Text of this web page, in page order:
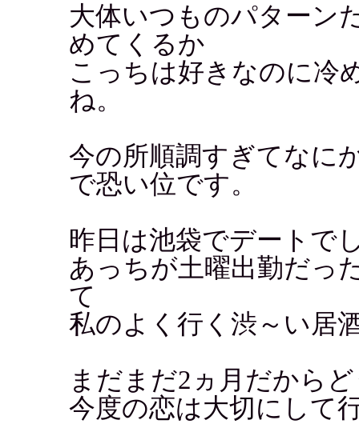
大体いつものパターン
めてくるか
こっちは好きなのに冷
ね。
今の所順調すぎてなに
で恐い位です。
昨日は池袋でデートで
あっちが土曜出勤だっ
て
私のよく行く渋～い居
まだまだ2ヵ月だから
今度の恋は大切にして